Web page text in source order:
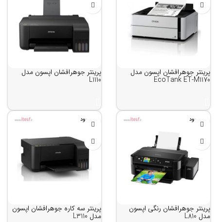
پرینتر جوهرافشان اپسون مدل
EcoTank ET-M1170
پرینتر جوهرافشان اپسون مدل
L1110
ناموجود
پرینتر جوهرافشان رنگی اپسون
مدل L810
ناموجود
پرینتر سه کاره جوهرافشان اپسون
مدل L3110